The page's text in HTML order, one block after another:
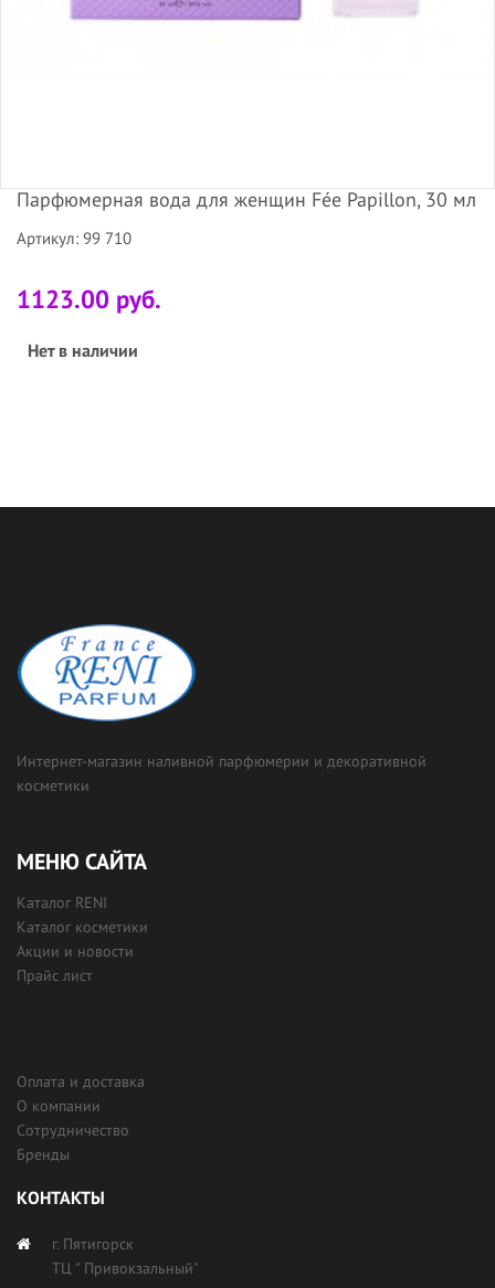
Парфюмерная вода для женщин Fée Papillon, 30 мл
Артикул: 99 710
1123.00 руб.
Нет в наличии
Интернет-магазин наливной парфюмерии и декоративной
косметики
МЕНЮ САЙТА
Каталог RENI
Каталог косметики
Акции и новости
Прайс лист
Оплата и доставка
О компании
Сотрудничество
Бренды
КОНТАКТЫ
г. Пятигорск
ТЦ " Привокзальный"